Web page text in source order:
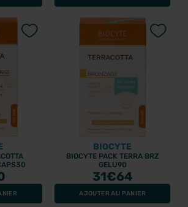
BIOCYTE
BIOCYTE PACK TERRA BRZ
GELU90
31€64
AJOUTER AU PANIER